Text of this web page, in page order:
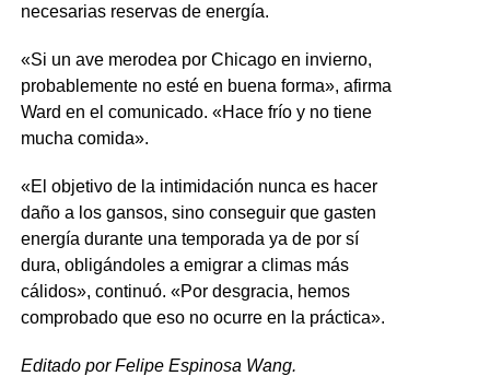
necesarias reservas de energía.
«Si un ave merodea por Chicago en invierno,
probablemente no esté en buena forma», afirma
Ward en el comunicado. «Hace frío y no tiene
mucha comida».
«El objetivo de la intimidación nunca es hacer
daño a los gansos, sino conseguir que gasten
energía durante una temporada ya de por sí
dura, obligándoles a emigrar a climas más
cálidos», continuó. «Por desgracia, hemos
comprobado que eso no ocurre en la práctica».
Editado por Felipe Espinosa Wang.